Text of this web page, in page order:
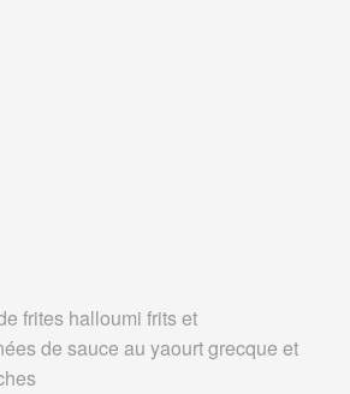
frites halloumi frits et
de sauce au yaourt grecque et